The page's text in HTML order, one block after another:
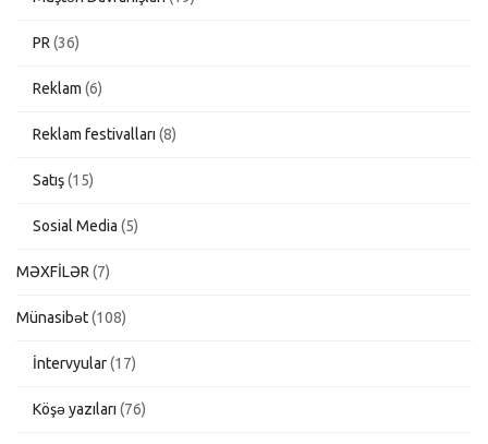
PR (36)
Reklam (6)
Reklam festivalları (8)
Satış(15)
Sosial Media (5)
MƏXFİLƏR (7)
Münasibət(108)
İntervyular(17)
Köşə yazıları (76)